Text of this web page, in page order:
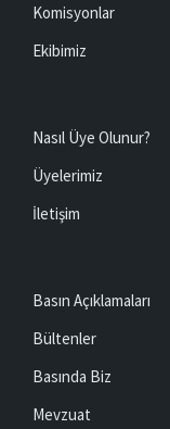
Komisyonlar
Ekibimiz
Nasıl Üye Olunur?
Üyelerimiz
İletişim
Basın Açıklamaları
Bültenler
Basında Biz
Mevzuat